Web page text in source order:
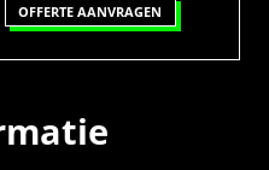
OFFERTE AANVRAGEN